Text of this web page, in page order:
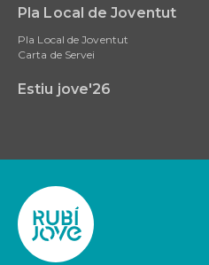
Pla Local de Joventut
Pla Local de Joventut
Carta de Servei
Estiu jove'26